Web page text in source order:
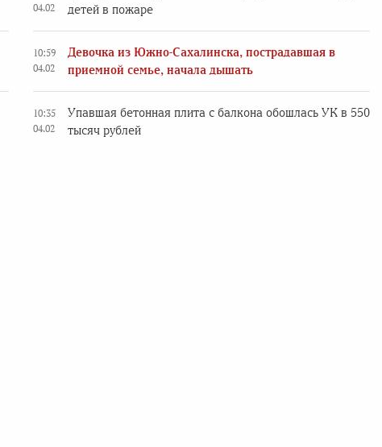
04.02
детей в пожаре
10:59
04.02
Девочка из Южно-Сахалинска, пострадавшая в
приемной семье, начала дышать
10:35
04.02
Упавшая бетонная плита с балкона обошлась УК в 550
тысяч рублей